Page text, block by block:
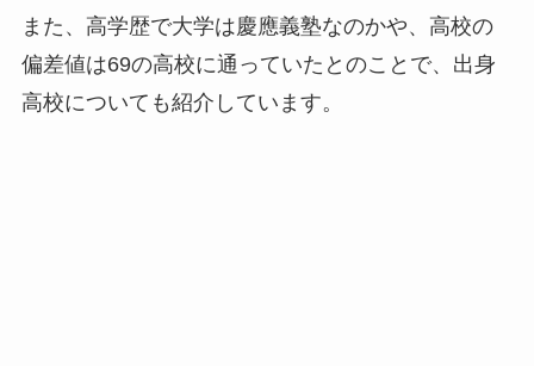
また、高学歴で大学は慶應義塾なのかや、高校の
偏差値は69の高校に通っていたとのことで、出身
高校についても紹介しています。